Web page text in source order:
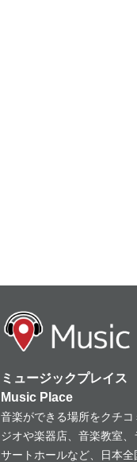
ミュージックプレイス
Music Place
音楽ができる場所をクチ
ジオや楽器店、音楽教室
サートホールなど、日本